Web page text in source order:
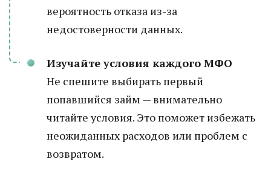
вероятность отказа из-за
недостоверности данных.
Изучайте условия каждого МФО
Не спешите выбирать первый
попавшийся займ — внимательно
читайте условия. Это поможет избежать
неожиданных расходов или проблем с
возвратом.